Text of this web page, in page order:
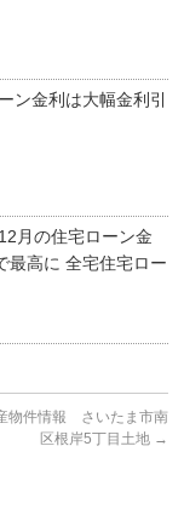
ン金利は大幅金利引
月の住宅ローン金
最高に 全宅住宅ロー
物件情報 さいたま市南
区根岸5丁目土地 →